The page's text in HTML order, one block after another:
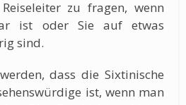
zu fragen, wenn
ist oder Sie auf etwas
sind.
dass die Sixtinische
ist, wenn man